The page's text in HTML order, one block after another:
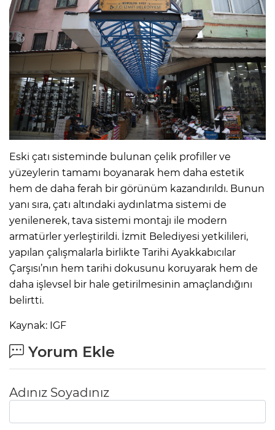
Eski çatı sisteminde bulunan çelik profiller ve
yüzeylerin tamamı boyanarak hem daha estetik
hem de daha ferah bir görünüm kazandırıldı. Bunun
yanı sıra, çatı altındaki aydınlatma sistemi de
yenilenerek, tava sistemi montajı ile modern
armatürler yerleştirildi. İzmit Belediyesi yetkilileri,
yapılan çalışmalarla birlikte Tarihi Ayakkabıcılar
Çarşısı’nın hem tarihi dokusunu koruyarak hem de
daha işlevsel bir hale getirilmesinin amaçlandığını
belirtti.
Kaynak: IGF
Yorum Ekle
Adınız Soyadınız